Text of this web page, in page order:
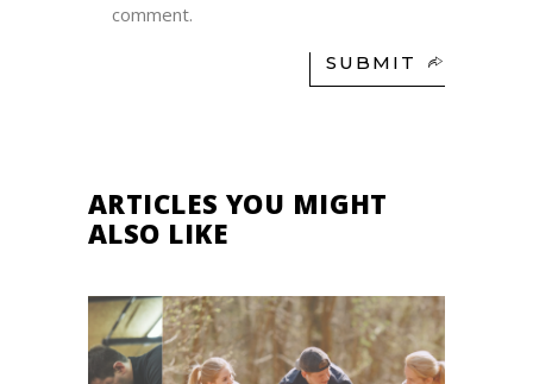
comment.
SUBMIT
ARTICLES YOU MIGHT
ALSO LIKE